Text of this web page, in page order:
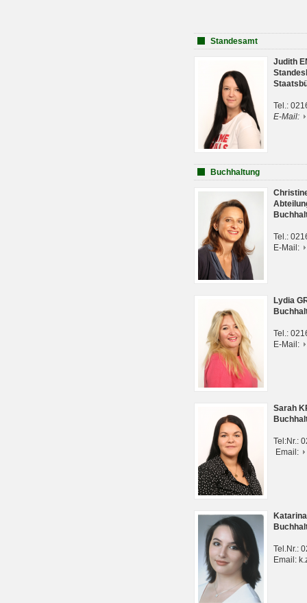
Standesamt
Judith
Tel.:
E-Mail:
Buchhaltung
Tel.:
E-Mail:
Lydia
Tel.:
E-Mail:
Sarah
Tel:Nr.:
Email:
Tel.Nr.:
Email: